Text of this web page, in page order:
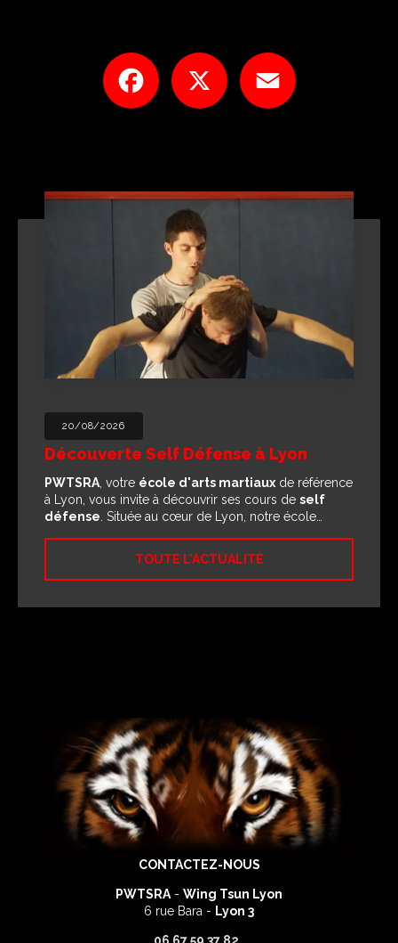
Facebook
20/08/2026
Découverte Self Défense à Lyon
PWTSRA , votre école d'arts martiaux de référence
à Lyon, vous invite à découvrir ses cours de self
défense . Située au cœur de Lyon, notre école…
TOUTE L'ACTUALITÉ
CONTACTEZ-NOUS
PWTSRA - Wing Tsun Lyon
6 rue Bara - Lyon 3
06 67 59 37 82